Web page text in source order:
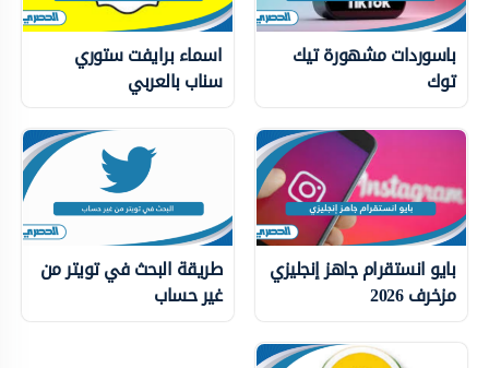
باسوردات مشهورة تيك
توك
اسماء برايفت ستوري
سناب بالعربي
بايو انستقرام جاهز إنجليزي
مزخرف 2026
طريقة البحث في تويتر من
غير حساب